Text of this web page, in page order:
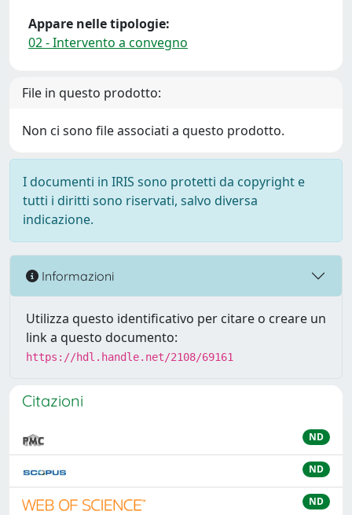
Appare nelle tipologie:
02 - Intervento a convegno
File in questo prodotto:
Non ci sono file associati a questo prodotto.
I documenti in IRIS sono protetti da copyright e
tutti i diritti sono riservati, salvo diversa
indicazione.
Informazioni
Utilizza questo identificativo per citare o creare un
link a questo documento:
https://hdl.handle.net/2108/69161
Citazioni
ND
ND
ND